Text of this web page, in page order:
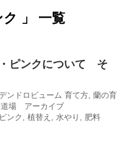
ク 」 一覧
ピンクについて そ
ンドロビューム 育て方, 蘭の育
道場 アーカイブ
ンク , 植替え , 水やり , 肥料